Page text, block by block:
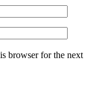
browser for the next